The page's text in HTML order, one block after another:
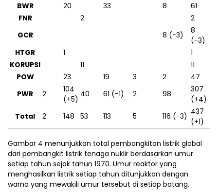
BWR 20 33 8
61
FNR
2
2
GCR
8 (-3)
8
(-3)
HTGR
1
1
KORUPSI
11
11
POW
23 19 3 2
47
PWR
2
104
(+5)
40 61 (-1) 2 98
307
(+4)
Total
2 148 53 113 5 116 (-3) 437
(+1)
Gambar 4 menunjukkan total pembangkitan listrik global
dari pembangkit listrik tenaga nuklir berdasarkan umur
setiap tahun sejak tahun 1970. Umur reaktor yang
menghasilkan listrik setiap tahun ditunjukkan dengan
warna yang mewakili umur tersebut di setiap batang.